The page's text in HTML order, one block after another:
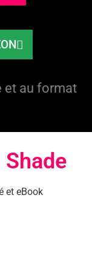
et au format
et eBook